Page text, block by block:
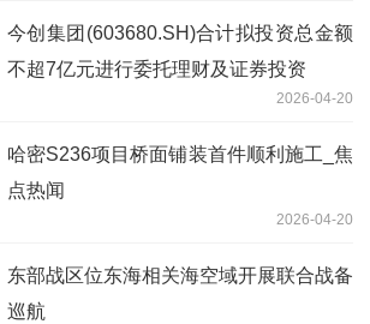
今创集团(603680.SH)合计拟投资总金额
不超7亿元进行委托理财及证券投资
2026-04-20
哈密S236项目桥面铺装首件顺利施工_焦
点热闻
2026-04-20
东部战区位东海相关海空域开展联合战备
巡航